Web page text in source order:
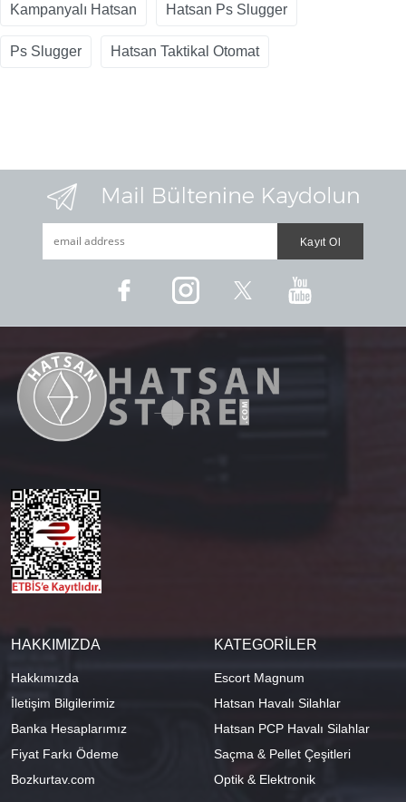
Kampanyalı Hatsan Hatsan Ps Slugger
Ps Slugger Hatsan Taktikal Otomat
HAKKIMIZDA
Hakkımızda
İletişim Bilgilerimiz
Banka Hesaplarımız
Fiyat Farkı Ödeme
Bozkurtav.com
KATEGORİLER
Escort Magnum
Hatsan Havalı Silahlar
Hatsan PCP Havalı Silahlar
Saçma & Pellet Çeşitleri
Optik & Elektronik